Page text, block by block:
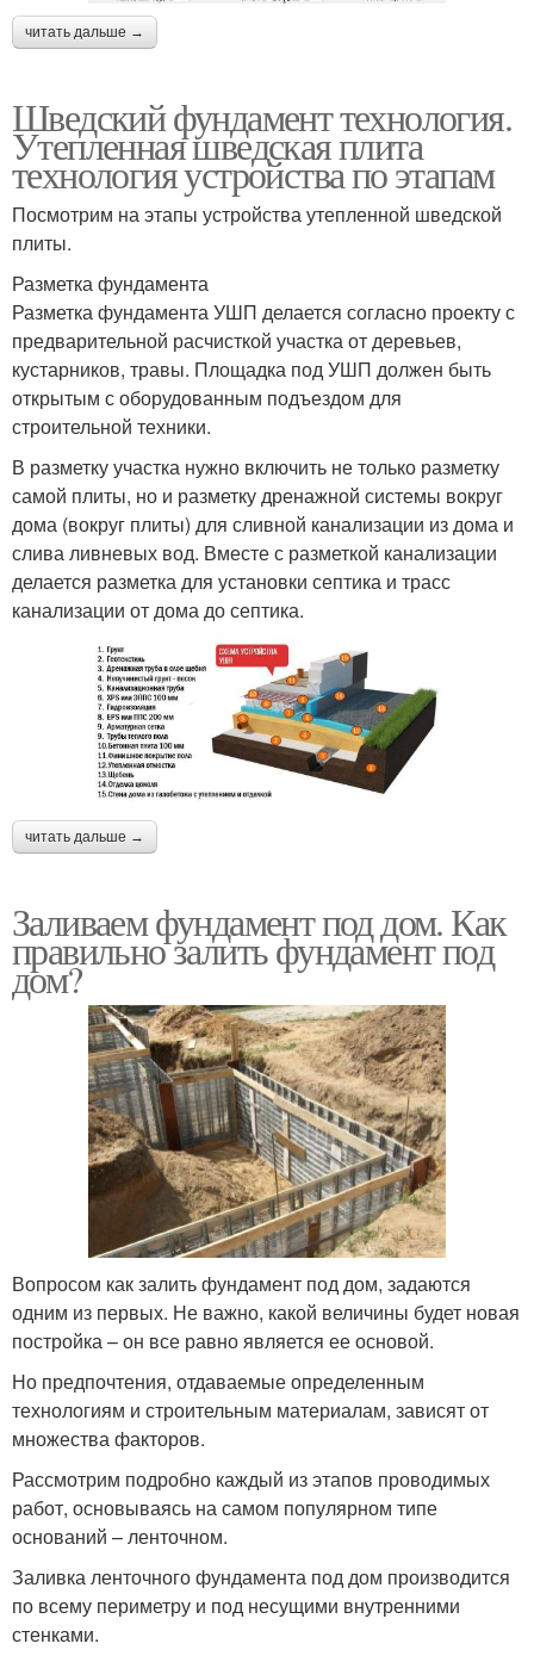
читать дальше →
Шведский фундамент технология.
Утепленная шведская плита
технология устройства по этапам
Посмотрим на этапы устройства утепленной шведской
плиты.
Разметка фундамента
Разметка фундамента УШП делается согласно проекту с
предварительной расчисткой участка от деревьев,
кустарников, травы. Площадка под УШП должен быть
открытым с оборудованным подъездом для
строительной техники.
В разметку участка нужно включить не только разметку
самой плиты, но и разметку дренажной системы вокруг
дома (вокруг плиты) для сливной канализации из дома и
слива ливневых вод. Вместе с разметкой канализации
делается разметка для установки септика и трасс
канализации от дома до септика.
читать дальше →
Заливаем фундамент под дом. Как
правильно залить фундамент под
дом?
Вопросом как залить фундамент под дом, задаются
одним из первых. Не важно, какой величины будет новая
постройка – он все равно является ее основой.
Но предпочтения, отдаваемые определенным
технологиям и строительным материалам, зависят от
множества факторов.
Рассмотрим подробно каждый из этапов проводимых
работ, основываясь на самом популярном типе
оснований – ленточном.
Заливка ленточного фундамента под дом производится
по всему периметру и под несущими внутренними
стенками.